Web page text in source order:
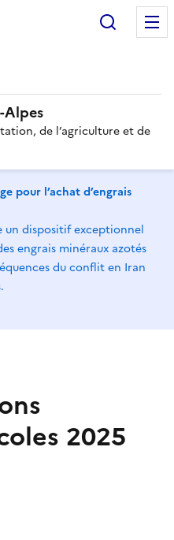
Alpes
de l’agriculture et de
pour l’achat d’engrais
un dispositif exceptionnel
engrais minéraux azotés
du conflit en Iran
2025